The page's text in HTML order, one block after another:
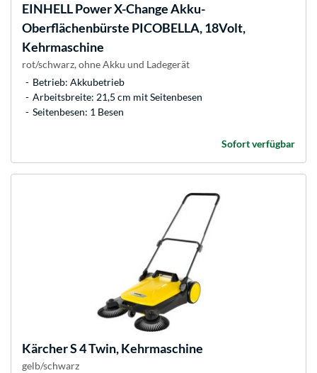
EINHELLPower X-Change Akku-
Oberflächenbürste PICOBELLA, 18Volt,
Kehrmaschine
rot/schwarz, ohne Akku und Ladegerät
Betrieb: Akkubetrieb
Arbeitsbreite: 21,5 cm mit Seitenbesen
Seitenbesen: 1 Besen
Sofort verfügbar
KärcherS 4 Twin, Kehrmaschine
gelb/schwarz